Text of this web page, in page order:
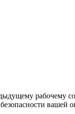
рабочему
вашей